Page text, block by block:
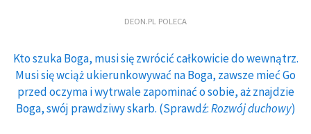
DEON.PL POLECA
Kto szuka Boga, musi się zwrócić całkowicie do wewnątrz.
Musi się wciąż ukierunkowywać na Boga, zawsze mieć Go
przed oczyma i wytrwale zapominać o sobie, aż znajdzie
Boga, swój prawdziwy skarb. (Sprawdź:Rozwój duchowy)